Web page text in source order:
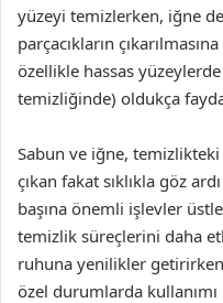
yüzeyi temizlerken, iğne
parçacıkların
özellikle hassas
temizliğinde) oldukça
Sabun ve iğne, temizlikteki
çıkan fakat sıklıkla göz
başına önemli işlevler
temizlik süreçlerini daha
ruhuna yenilikler
özel durumlarda